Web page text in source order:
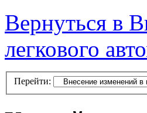
Вернуться в
легкового
Перейти: